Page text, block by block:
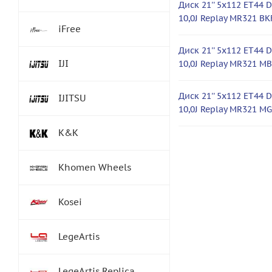
Диск 21'' 5x112 ET44
10,0J Replay MR321
Диск 21'' 5x112 ET44
10,0J Replay MR321
Диск 21'' 5x112 ET44
10,0J Replay MR321
iFree
IJI
IJITSU
K&K
Khomen Wheels
Kosei
LegeArtis